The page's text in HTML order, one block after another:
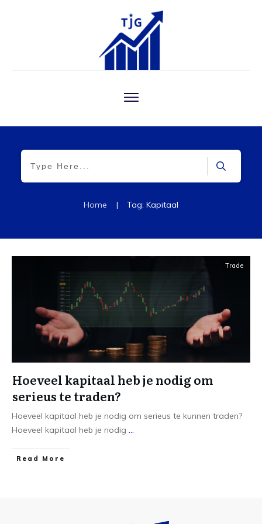
Home | Tag: Kapitaal
Trade
Hoeveel kapitaal heb je nodig om
serieus te traden?
Hoeveel kapitaal heb je nodig om serieus te kunnen traden?
Hoeveel kapitaal heb je nodig ...
Read More